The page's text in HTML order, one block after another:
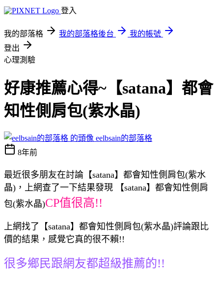
登入
我的部落格 我的部落格後台
我的帳號
登出
心理測驗
好康推薦心得~【satana】都會
知性側肩包(紫水晶)
eelbsain的部落格
8年前
最近很多朋友在討論【satana】都會知性側肩包(紫水
晶)，上網查了一下結果發現 【satana】都會知性側肩
包(紫水晶)CP值很高!!
上網找了【satana】都會知性側肩包(紫水晶)評論跟比
價的結果，感覺它真的很不賴!!
很多鄉民跟網友都超級推薦的!!